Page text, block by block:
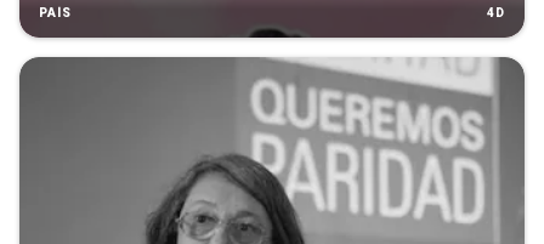
PAÍS 4D